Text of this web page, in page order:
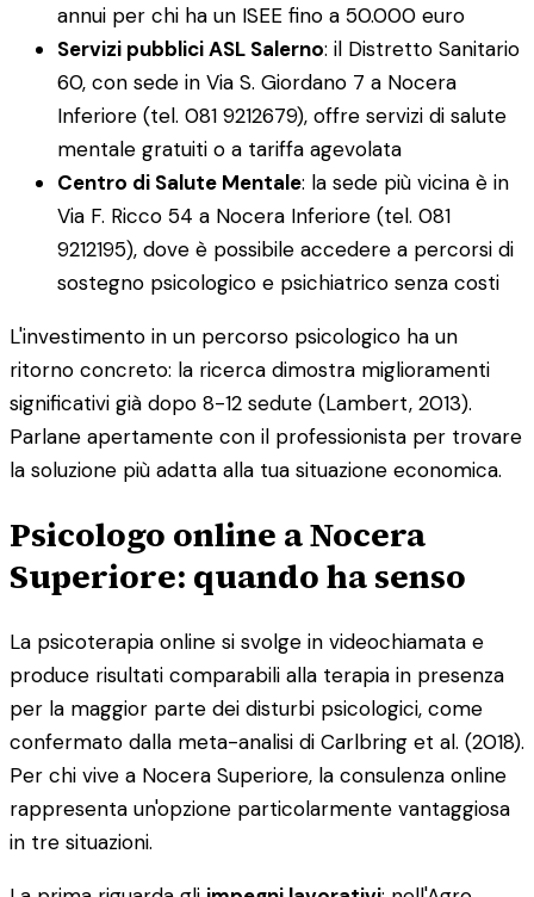
annui per chi ha un ISEE fino a 50.000 euro
Servizi pubblici ASL Salerno: il Distretto Sanitario
60, con sede in Via S. Giordano 7 a Nocera
Inferiore (tel. 081 9212679), offre servizi di salute
mentale gratuiti o a tariffa agevolata
Centro di Salute Mentale: la sede più vicina è in
Via F. Ricco 54 a Nocera Inferiore (tel. 081
9212195), dove è possibile accedere a percorsi di
sostegno psicologico e psichiatrico senza costi
L'investimento in un percorso psicologico ha un
ritorno concreto: la ricerca dimostra miglioramenti
significativi già dopo 8-12 sedute (Lambert, 2013).
Parlane apertamente con il professionista per trovare
la soluzione più adatta alla tua situazione economica.
Psicologo online a Nocera
Superiore: quando ha senso
La psicoterapia online si svolge in videochiamata e
produce risultati comparabili alla terapia in presenza
per la maggior parte dei disturbi psicologici, come
confermato dalla meta-analisi di Carlbring et al. (2018).
Per chi vive a Nocera Superiore, la consulenza online
rappresenta un'opzione particolarmente vantaggiosa
in tre situazioni.